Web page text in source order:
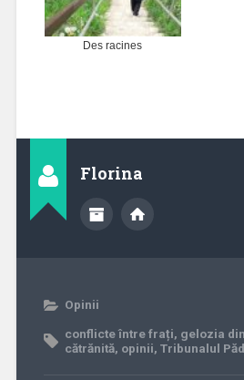
Des racines
Florina
Opinii
conflicte între frați, gelozia
cătrănită, opinii, Tribunalul